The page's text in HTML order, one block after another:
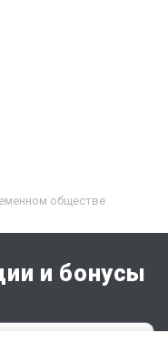
обществе
и бонусы